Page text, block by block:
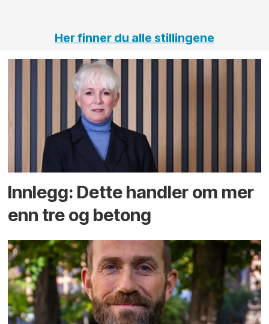
Her finner du alle stillingene
Innlegg: Dette handler om mer
enn tre og betong